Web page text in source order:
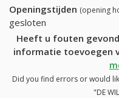
Openingstijden (opening
gesloten
Heeft u fouten
informatie toevoegen
Did you find errors or would
"DE